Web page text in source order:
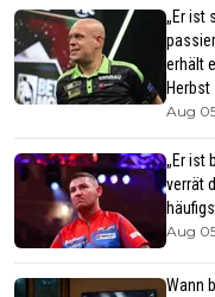
„Er ist
erhält
Herbst
Aug
„Er ist
verrät
Aug
Wann